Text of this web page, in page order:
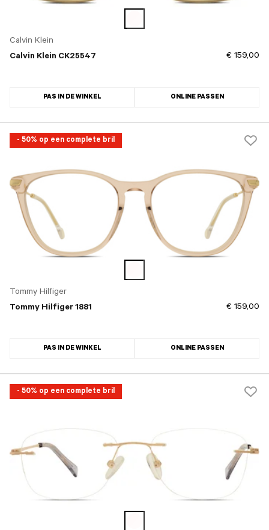
Calvin Klein
Calvin Klein CK25547
€ 159,00
PAS IN DE WINKEL ONLINE PASSEN
- 50% op een complete bril
Tommy Hilfiger
Tommy Hilfiger 1881
€ 159,00
PAS IN DE WINKEL ONLINE PASSEN
- 50% op een complete bril